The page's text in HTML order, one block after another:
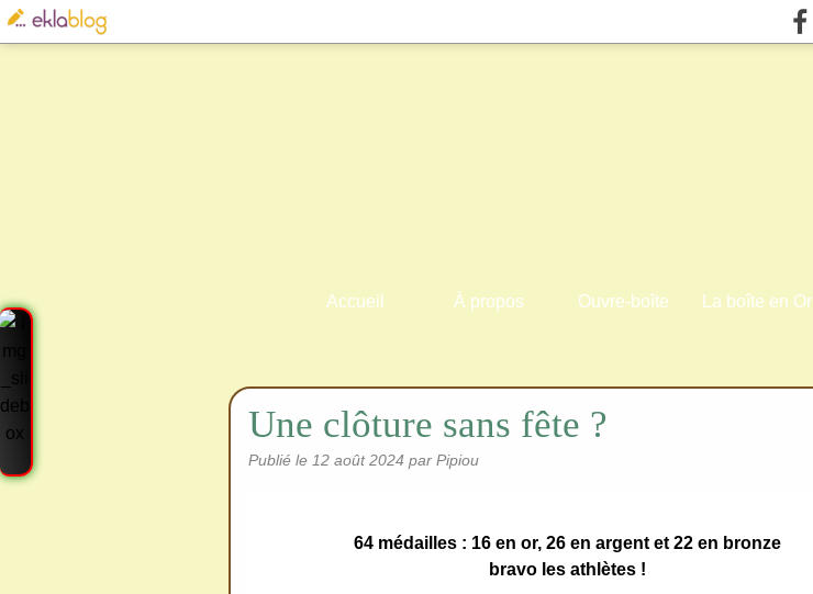
Accueil À propos Ouvre-boîte La boîte en Or
Une clôture sans fête ?
Publié le 12 août 2024 par Pipiou
64 médailles : 16 en or, 26 en argent et 22 en bronze
bravo les athlètes !